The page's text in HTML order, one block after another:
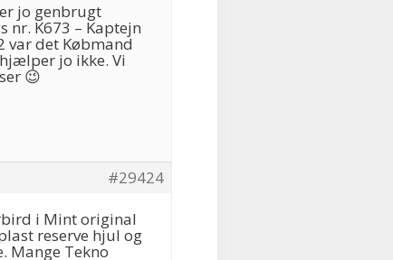
jo genbrugt
nr. K673 – Kaptejn
var det Købmand
jo ikke. Vi
😉
#29424
i Mint original
reserve hjul og
Mange Tekno